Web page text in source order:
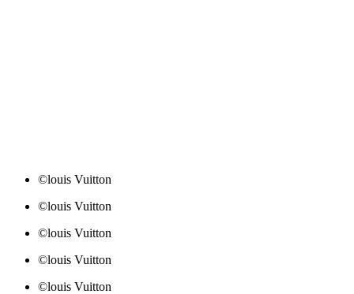
©louis Vuitton
©louis Vuitton
©louis Vuitton
©louis Vuitton
©louis Vuitton